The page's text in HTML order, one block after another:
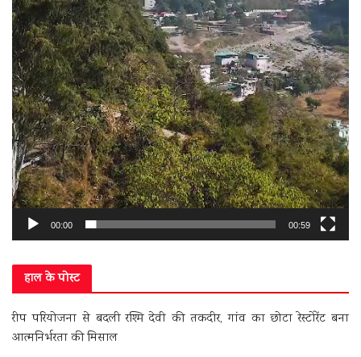
00:00 00:59
हाल के पोस्ट
रीप परियोजना से बदली रश्मि देवी की तकदीर, गांव का छोटा रेस्टोरेंट बना
आत्मनिर्भरता की मिसाल